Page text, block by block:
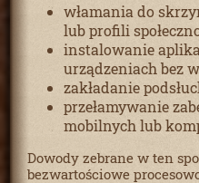
włamania do
lub profili
instalowanie
urządzeniach bez
zakładanie
przełamywanie
mobilnych lub
Dowody zebrane w ten
bezwartościowe